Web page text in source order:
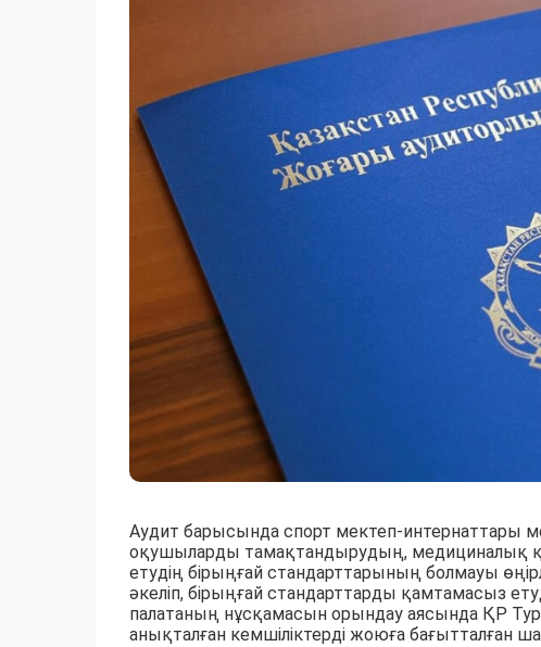
Аудит барысында спорт мектеп-интернаттары
оқушыларды тамақтандырудың, медициналық
етудің бірыңғай стандарттарының болмауы
әкеліп, бірыңғай стандарттарды қамтамасыз
палатаның нұсқамасын орындау аясында ҚР
анықталған кемшіліктерді жоюға бағытталған